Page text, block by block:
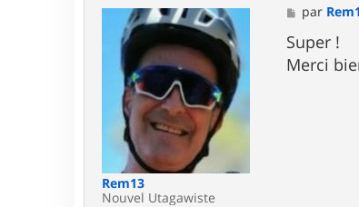
Rem13
Nouvel Utagawiste
M
e
s
s
a
par
Super !
Merci